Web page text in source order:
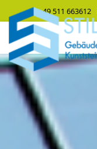
+49 511 663612